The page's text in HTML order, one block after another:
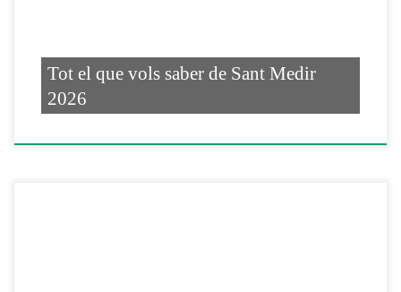
Tot el que vols saber de Sant Medir
2026